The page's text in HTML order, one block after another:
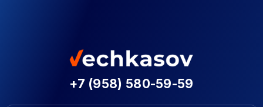
+7 (958) 580-59-59